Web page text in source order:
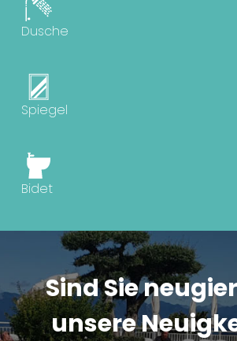
Dusche
Spiegel
Bidet
Sind Sie
unsere